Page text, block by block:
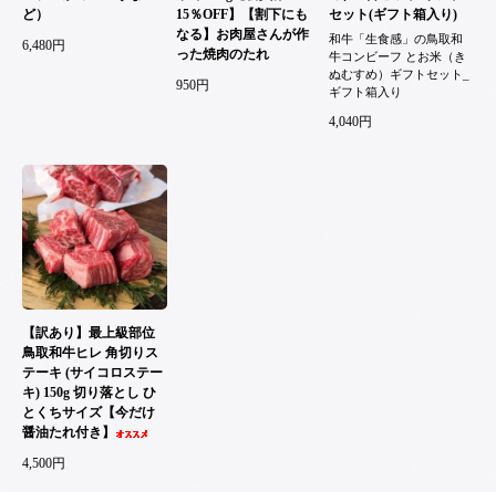
ど）
6,480円
15％OFF】【割下にも
なる】お肉屋さんが作
った焼肉のたれ
950円
セット(ギフト箱入り)
和牛「生食感」の鳥取和
牛コンビーフ とお米（き
ぬむすめ）ギフトセット_
ギフト箱入り
4,040円
【訳あり】最上級部位
鳥取和牛ヒレ 角切りス
テーキ (サイコロステー
キ) 150g 切り落とし ひ
とくちサイズ【今だけ
醤油たれ付き】
4,500円